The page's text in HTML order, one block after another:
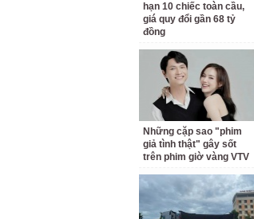
hạn 10 chiếc toàn cầu,
giá quy đổi gần 68 tỷ
đồng
Những cặp sao "phim
giả tình thật" gây sốt
trên phim giờ vàng VTV